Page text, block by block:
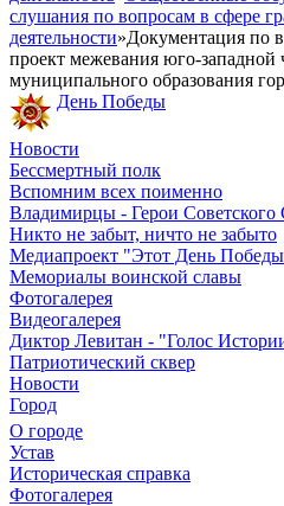
слушания по вопросам в сфере
деятельности»Документация по
проект межевания юго-западной
муниципального образования
День Победы
Новости
Бессмертный полк
Вспомним всех поименно
Владимирцы - Герои Советского
Никто не забыт, ничто не забыто
Медиапроект "Этот День
Мемориалы воинской славы
Фотогалерея
Видеогалерея
Диктор Левитан - "Голос
Патриотический сквер
Новости
Город
О городе
Устав
Историческая справка
Фотогалерея